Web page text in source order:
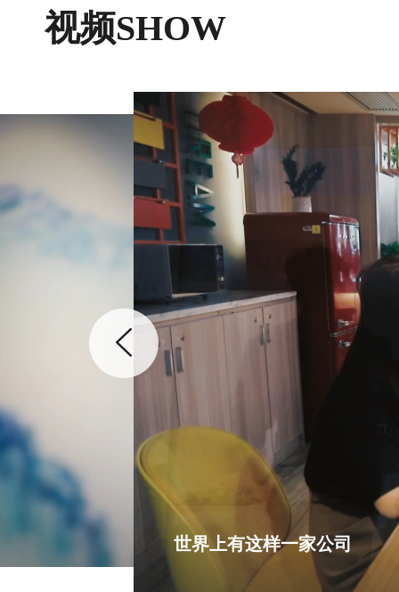
视频SHOW
世界上有这样一家公司